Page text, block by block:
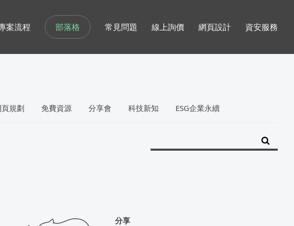
部落格
規劃 免費資源 分享會 科技新知 ESG企業永續
分享